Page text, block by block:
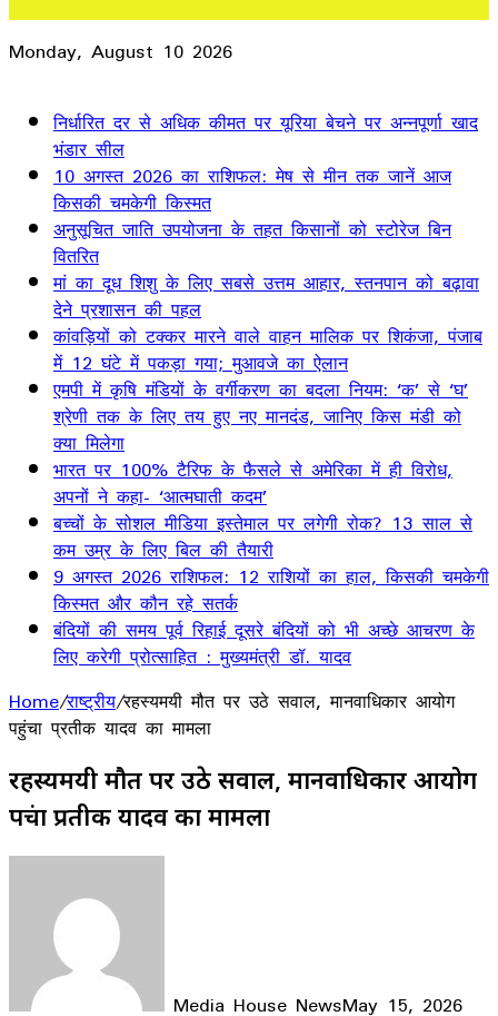
Monday, August 10 2026
निर्धारित दर से अधिक कीमत पर यूरिया बेचने पर अन्नपूर्णा खाद
भंडार सील
10 अगस्त 2026 का राशिफल: मेष से मीन तक जानें आज
किसकी चमकेगी किस्मत
अनुसूचित जाति उपयोजना के तहत किसानों को स्टोरेज बिन
वितरित
मां का दूध शिशु के लिए सबसे उत्तम आहार, स्तनपान को बढ़ावा
देने प्रशासन की पहल
कांवड़ियों को टक्कर मारने वाले वाहन मालिक पर शिकंजा, पंजाब
में 12 घंटे में पकड़ा गया; मुआवजे का ऐलान
एमपी में कृषि मंडियों के वर्गीकरण का बदला नियम: ‘क’ से ‘घ’
श्रेणी तक के लिए तय हुए नए मानदंड, जानिए किस मंडी को
क्या मिलेगा
भारत पर 100% टैरिफ के फैसले से अमेरिका में ही विरोध,
अपनों ने कहा- ‘आत्मघाती कदम’
बच्चों के सोशल मीडिया इस्तेमाल पर लगेगी रोक? 13 साल से
कम उम्र के लिए बिल की तैयारी
9 अगस्त 2026 राशिफल: 12 राशियों का हाल, किसकी चमकेगी
किस्मत और कौन रहे सतर्क
बंदियों की समय पूर्व रिहाई दूसरे बंदियों को भी अच्छे आचरण के
लिए करेगी प्रोत्साहित : मुख्यमंत्री डॉ. यादव
Home/राष्ट्रीय/रहस्यमयी मौत पर उठे सवाल, मानवाधिकार आयोग
पहुंचा प्रतीक यादव का मामला
रहस्यमयी मौत पर उठे सवाल, मानवाधिकार आयोग
पहुंचा प्रतीक यादव का मामला
Media House NewsMay 15, 2026